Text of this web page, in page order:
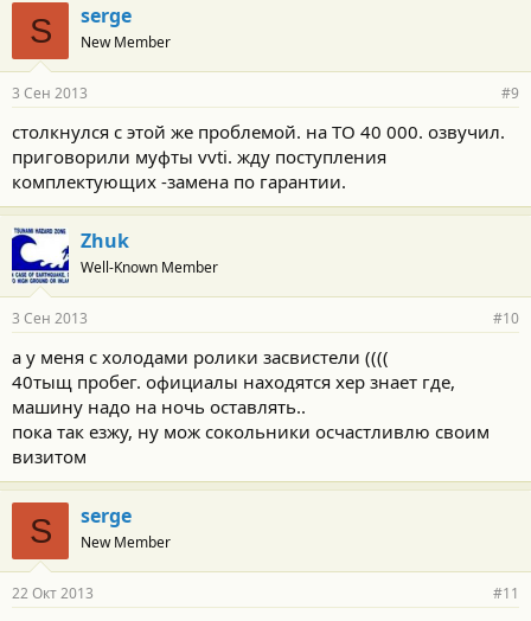
S serge
New Member
3 Сен 2013 #9
столкнулся с этой же проблемой. на ТО 40 000. озвучил.
приговорили муфты vvti. жду поступления
комплектующих -замена по гарантии.
Zhuk
Well-Known Member
3 Сен 2013 #10
а у меня с холодами ролики засвистели ((((
40тыщ пробег. официалы находятся хер знает где,
машину надо на ночь оставлять..
пока так езжу, ну мож сокольники осчастливлю своим
визитом
S serge
New Member
22 Окт 2013 #11